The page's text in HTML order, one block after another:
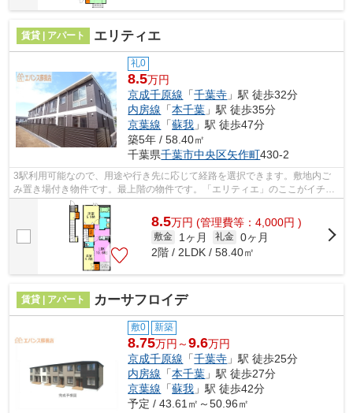
賃貸 | アパート エリティエ
礼0
8.5万円
京成千原線 「千葉寺 」駅 徒歩32分
内房線 「本千葉 」駅 徒歩35分
京葉線 「蘇我 」駅 徒歩47分
築5年 / 58.40㎡
千葉県千葉市中央区矢作町430-2
3駅利用可能なので、用途や行き先に応じて経路を選択できます。敷地内ご
み置き場付き物件です。最上階の物件です。「エリティエ」のここがイチオ
シ。京成千原線千葉寺駅近辺で、不動産...
8.5万円 (管理費等：4,000円 )
敷金 1ヶ月 礼金 0ヶ月
2階 / 2LDK / 58.40㎡
賃貸 | アパート カーサフロイデ
敷0 新築
8.75万円～9.6万円
京成千原線 「千葉寺 」駅 徒歩25分
内房線 「本千葉 」駅 徒歩27分
京葉線 「蘇我 」駅 徒歩42分
予定 / 43.61㎡～50.96㎡